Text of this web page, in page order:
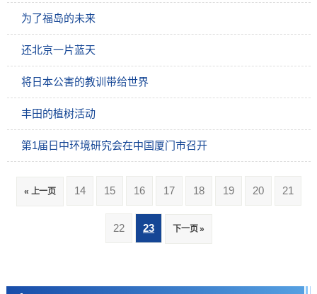
为了福岛的未来
还北京一片蓝天
将日本公害的教训带给世界
丰田的植树活动
第1届日中环境研究会在中国厦门市召开
« 上一页 14 15 16 17 18 19 20 21
22 23 下一页 »